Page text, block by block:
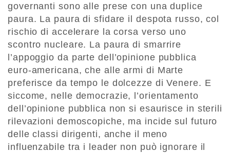
governanti sono alle prese con una duplice
paura. La paura di sfidare il despota russo, col
rischio di accelerare la corsa verso uno
scontro nucleare. La paura di smarrire
l’appoggio da parte dell’opinione pubblica
euro-americana, che alle armi di Marte
preferisce da tempo le dolcezze di Venere. E
siccome, nelle democrazie, l’orientamento
dell’opinione pubblica non si esaurisce in sterili
rilevazioni demoscopiche, ma incide sul futuro
delle classi dirigenti, anche il meno
influenzabile tra i leader non può ignorare il